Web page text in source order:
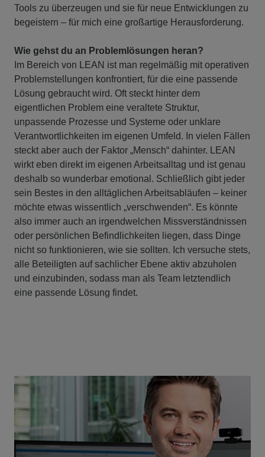
Tools zu überzeugen und sie für neue Entwicklungen zu
begeistern – für mich eine großartige Herausforderung.
Wie gehst du an Problemlösungen heran?
Im Bereich von LEAN ist man regelmäßig mit operativen
Problemstellungen konfrontiert, für die eine passende
Lösung gebraucht wird. Oft steckt hinter dem
eigentlichen Problem eine veraltete Struktur,
unpassende Prozesse und Systeme oder unklare
Verantwortlichkeiten im eigenen Umfeld. In vielen Fällen
steckt aber auch der Faktor „Mensch“ dahinter. LEAN
wirkt eben direkt im eigenen Arbeitsalltag und ist genau
deshalb so wunderbar emotional. Schließlich gibt jeder
sein Bestes in den alltäglichen Arbeitsabläufen – keiner
möchte etwas wissentlich „verschwenden“. Es könnte
also immer auch an irgendwelchen Missverständnissen
oder persönlichen Befindlichkeiten liegen, dass Dinge
nicht so funktionieren, wie sie sollten. Ich versuche stets,
alle Beteiligten auf sachlicher Ebene aktiv abzuholen
und einzubinden, sodass man als Team letztendlich
eine passende Lösung findet.